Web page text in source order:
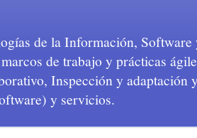
de la Información,
de trabajo y prácticas
Inspección y
y servicios.